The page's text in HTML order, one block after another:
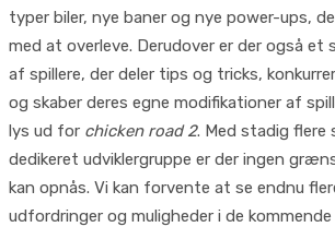
typer biler, nye baner og nye power-ups,
med at overleve. Derudover er der også
af spillere, der deler tips og tricks,
og skaber deres egne modifikationer af
lys ud for chicken road 2. Med stadig flere
dedikeret udviklergruppe er der ingen
kan opnås. Vi kan forvente at se endnu
udfordringer og muligheder i de kommende